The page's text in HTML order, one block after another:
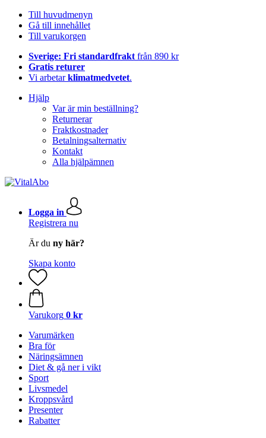
Till huvudmenyn
Gå till innehållet
Till varukorgen
Sverige: Fri standardfrakt från 890 kr
Gratis returer
Vi arbetarklimatmedvetet.
Hjälp
Var är min beställning?
Returnerar
Fraktkostnader
Betalningsalternativ
Kontakt
Alla hjälpämnen
Logga in
Registrera nu
Är du ny här?
Skapa konto
Varukorg 0 kr
Varumärken
Bra för
Näringsämnen
Diet & gå ner i vikt
Sport
Livsmedel
Kroppsvård
Presenter
Rabatter